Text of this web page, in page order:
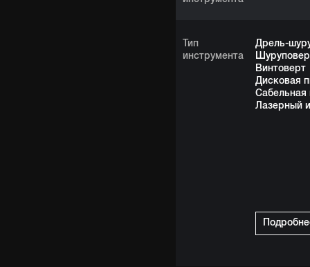
Тип
инструмента
Дрель-
Винтоверт
Дисковая
Сабельная
Лазерный